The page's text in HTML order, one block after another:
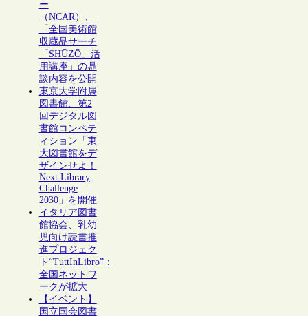
ー
（NCAR）、
「全国美術館
収蔵品サーチ
「SHŪZŌ」活
用講座」の鼎
談内容を公開
東京大学附属
図書館、第2
回デジタル図
書館コンペテ
ィション「東
大図書館をデ
ザインせよ！
Next Library
Challenge
2030」を開催
イタリア図書
館協会、乳幼
児向け読書推
進プロジェク
ト“TuttInLibro”：
全国ネットワ
ークが拡大
【イベント】
国立国会図書